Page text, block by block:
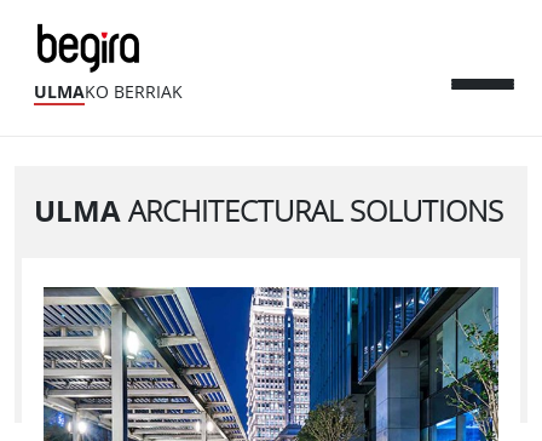
ULMAKO BERRIAK
ULMA ARCHITECTURAL SOLUTIONS